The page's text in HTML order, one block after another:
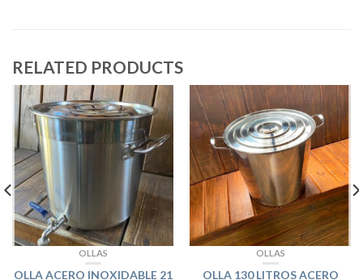
RELATED PRODUCTS
OLLAS
OLLA ACERO INOXIDABLE 21
OLLAS
OLLA 130 LITROS ACERO